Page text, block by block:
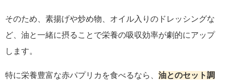
そのため、素揚げや炒め物、オイル入りのドレッシングな
ど、油と一緒に摂ることで栄養の吸収効率が劇的にアップ
します。
特に栄養豊富な赤パプリカを食べるなら、 油とのセット調